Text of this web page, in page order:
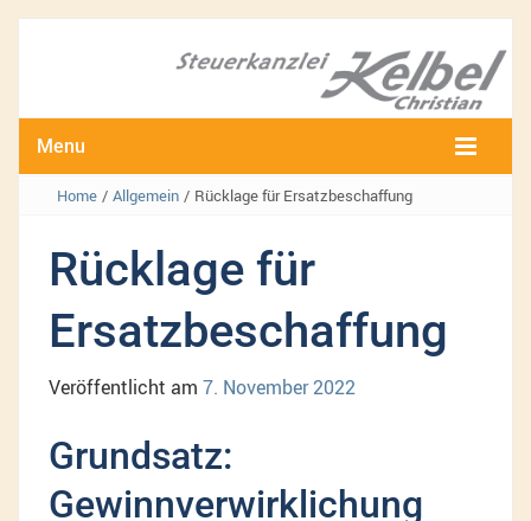
Menu
Home / Allgemein / Rücklage für Ersatzbeschaffung
Rücklage für
Ersatzbeschaffung
Veröffentlicht am 7. November 2022
Grundsatz:
Gewinnverwirklichung